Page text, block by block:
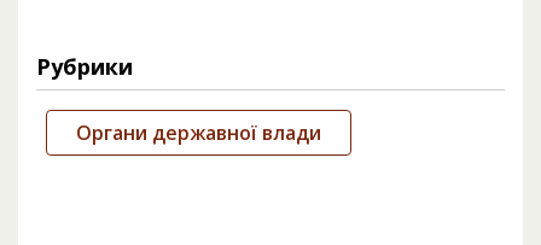
Рубрики
Органи державної влади